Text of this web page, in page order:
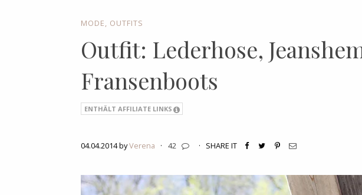
MODE OUTFITS
Outfit: Lederhose,
Fransenboots
ENTHÄLT AFFILIATE LINKS
04.04.2014 byVerena · 42 · SHARE IT